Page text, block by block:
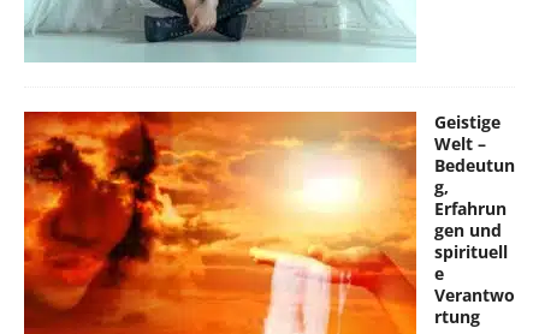
Geistige
Welt –
Bedeutun
g,
Erfahrun
gen und
spirituell
e
Verantwo
rtung